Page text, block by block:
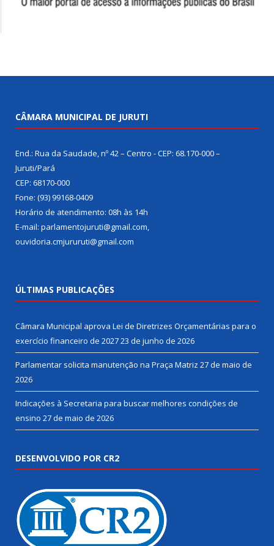
CÂMARA MUNICIPAL DE JURUTI
End.: Rua da Saudade, nº 42 – Centro - CEP: 68.170-000 –
Juruti/Pará
CEP: 68170-000
Fone: (93) 99168-0409
Horário de atendimento: 08h às 14h
E-mail: parlamentojuruti@gmail.com,
ouvidoria.cmjururuti@gmail.com
ÚLTIMAS PUBLICAÇÕES
Câmara Municipal aprova Lei de Diretrizes Orçamentárias para o
exercício financeiro de 202723 de junho de 2026
Parlamentar solicita manutenção na Praça Matriz 27 de maio de
2026
Indicações à Secretaria para buscar melhores condições de
ensino 27 de maio de 2026
DESENVOLVIDO POR CR2